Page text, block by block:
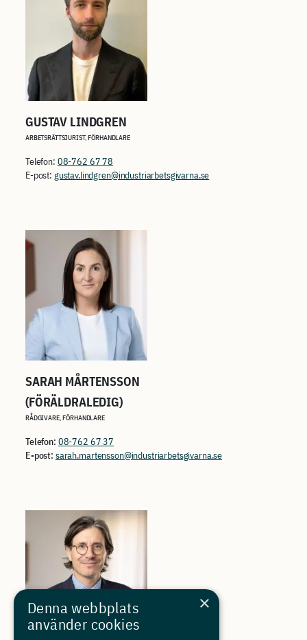
GUSTAV LINDGREN
ARBETSRÄTTSJURIST, FÖRHANDLARE
Telefon: 08-762 67 78
E-post: gustav.lindgren@industriarbetsgivarna.se
SARAH MÅRTENSSON
(FÖRÄLDRALEDIG)
RÅDGIVARE, FÖRHANDLARE
Telefon: 08-762 67 37
E-post: sarah.martensson@industriarbetsgivarna.se
×
Denna webbplats
använder cookies